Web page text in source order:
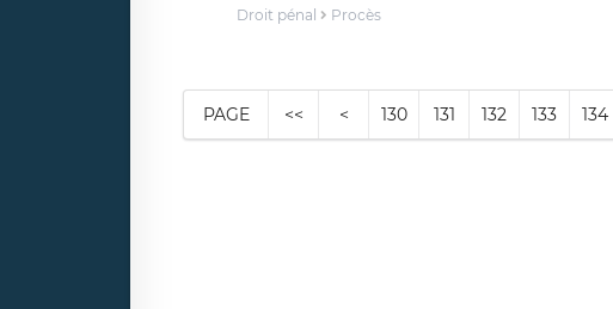
Droit pénal Procès
PAGE << < 130 131 132 133 134